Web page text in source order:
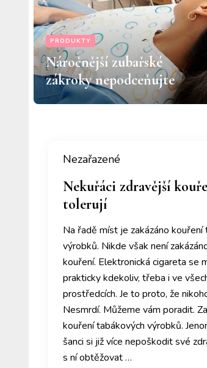
PRODUKTY
Náročnější zubařské
zákroky nepodceňujte
Nezařazené
Nekuřáci zdravější
tolerují
Na řadě míst je zakázáno kouření
výrobků. Nikde však není
kouření. Elektronická cigareta se
prakticky kdekoliv, třeba i ve
prostředcích. Je to proto, že
Nesmrdí. Můžeme vám poradit.
kouření tabákových výrobků.
šanci si již více nepoškodit své
s ní obtěžovat …